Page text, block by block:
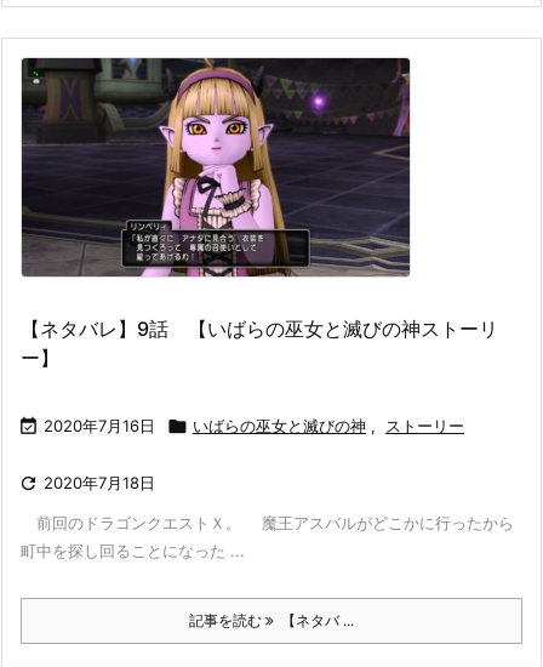
【ネタバレ】9話 【いばらの巫女と滅びの神ストーリ
ー】
 2020年7月16日  いばらの巫女と滅びの神 , ストーリー
 2020年7月18日
前回のドラゴンクエストＸ。 魔王アスバルがどこかに行ったから
町中を探し回ることになった ...
記事を読む 【ネタバ ...